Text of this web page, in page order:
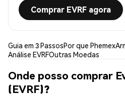
Comprar EVRF agora
Guia em 3 PassosPor que Phemex
Análise EVRFOutras Moedas
Onde posso comprar
(EVRF)?